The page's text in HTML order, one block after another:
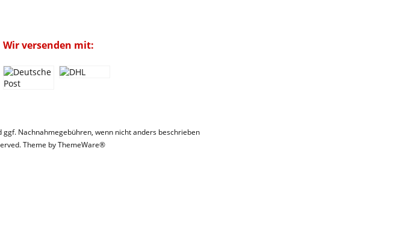
Wir versenden mit:
ggf. Nachnahmegebühren, wenn nicht anders beschrieben
Theme byThemeWare®